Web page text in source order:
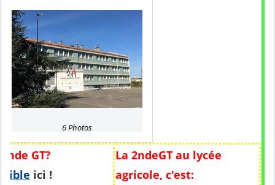
6 Photos
GT?
ici !
La 2ndeGT au lycée
agricole, c'est: